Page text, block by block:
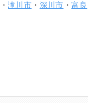
・ 滝川市 ・ 深川市 ・富良